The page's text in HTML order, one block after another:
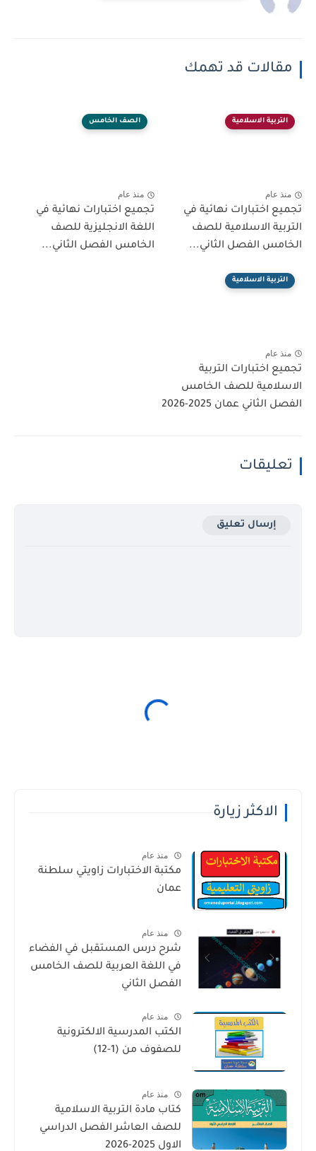
مقالات قد تهمك
التربية الاسلامية
منذ عام
تجميع اختبارات نهائية في
التربية الاسلامية للصف
الخامس الفصل الثاني...
الصف الخامس
منذ عام
تجميع اختبارات نهائية في
اللغة الانجليزية للصف
الخامس الفصل الثاني...
التربية الاسلامية
منذ عام
تجميع اختبارات التربية
الاسلامية للصف الخامس
الفصل الثاني عمان 2025-2026
تعليقات
إرسال تعليق
الاكثر زيارة
منذ عام
مكتبة الاختبارات زاويتي سلطنة
عمان
منذ عام
شرح درس المستقبل في الفضاء
في اللغة العربية للصف الخامس
الفصل الثاني
منذ عام
الكتب المدرسية الالكترونية
للصفوف من (1-12)
منذ عام
كتاب مادة التربية الاسلامية
للصف العاشر الفصل الدراسي
الاول 2025-2026